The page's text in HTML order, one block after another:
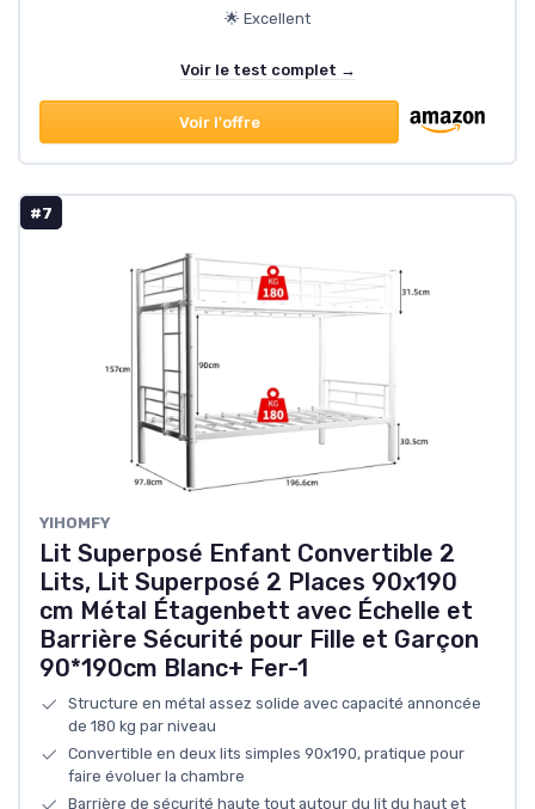
🌟 Excellent
Voir le test complet →
Voir l'offre
#7
YIHOMFY
Lit Superposé Enfant Convertible 2
Lits, Lit Superposé 2 Places 90x190
cm Métal Étagenbett avec Échelle et
Barrière Sécurité pour Fille et Garçon
90*190cm Blanc+ Fer-1
Structure en métal assez solide avec capacité annoncée
de 180 kg par niveau
Convertible en deux lits simples 90x190, pratique pour
faire évoluer la chambre
Barrière de sécurité haute tout autour du lit du haut et